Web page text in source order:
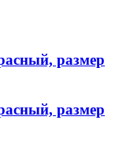
размер
размер